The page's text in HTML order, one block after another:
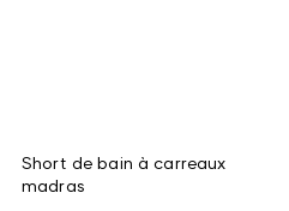
Short de bain à carreaux
madras